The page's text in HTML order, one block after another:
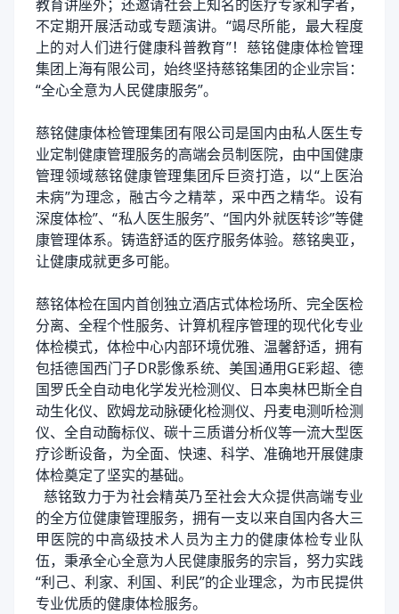
教育讲座外；还邀请社会上知名的医疗专家和学者，
不定期开展活动或专题演讲。“竭尽所能，最大程度
上的对人们进行健康科普教育”！慈铭健康体检管理
集团上海有限公司，始终坚持慈铭集团的企业宗旨：
“全心全意为人民健康服务”。
慈铭健康体检管理集团有限公司是国内由私人医生专
业定制健康管理服务的高端会员制医院，由中国健康
管理领域慈铭健康管理集团斥巨资打造，以“上医治
未病”为理念，融古今之精萃，采中西之精华。设有
深度体检”、“私人医生服务”、“国内外就医转诊”等健
康管理体系。铸造舒适的医疗服务体验。慈铭奥亚，
让健康成就更多可能。
慈铭体检在国内首创独立酒店式体检场所、完全医检
分离、全程个性服务、计算机程序管理的现代化专业
体检模式，体检中心内部环境优雅、温馨舒适，拥有
包括德国西门子DR影像系统、美国通用GE彩超、德
国罗氏全自动电化学发光检测仪、日本奥林巴斯全自
动生化仪、欧姆龙动脉硬化检测仪、丹麦电测听检测
仪、全自动酶标仪、碳十三质谱分析仪等一流大型医
疗诊断设备，为全面、快速、科学、准确地开展健康
体检奠定了坚实的基础。
慈铭致力于为社会精英乃至社会大众提供高端专业
的全方位健康管理服务，拥有一支以来自国内各大三
甲医院的中高级技术人员为主力的健康体检专业队
伍，秉承全心全意为人民健康服务的宗旨，努力实践
“利己、利家、利国、利民”的企业理念，为市民提供
专业优质的健康体检服务。